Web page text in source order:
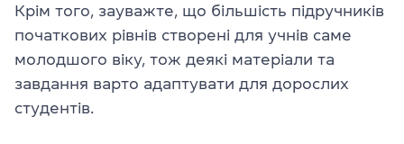
Крім того, зауважте, що більшість підручників
початкових рівнів створені для учнів саме
молодшого віку, тож деякі матеріали та
завдання варто адаптувати для дорослих
студентів.